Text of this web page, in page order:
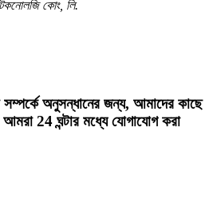
কোং, লি.
অনুসন্ধানের জন্য, আমাদের কাছে
24 ঘন্টার মধ্যে যোগাযোগ করা